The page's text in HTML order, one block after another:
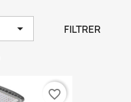
 FILTRER
favorite_border